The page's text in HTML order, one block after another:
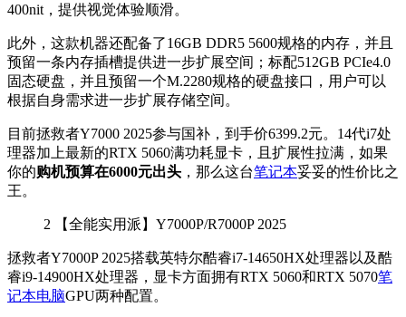
400nit，提供视觉体验顺滑。
此外，这款机器还配备了16GB DDR5 5600规格的内存，并且
预留一条内存插槽提供进一步扩展空间；标配512GB PCIe4.0
固态硬盘，并且预留一个M.2280规格的硬盘接口，用户可以
根据自身需求进一步扩展存储空间。
目前拯救者Y7000 2025参与国补，到手价6399.2元。14代i7处
理器加上最新的RTX 5060满功耗显卡，且扩展性拉满，如果
你的购机预算在6000元出头 ，那么这台笔记本妥妥的性价比之
王。
2 【全能实用派】Y7000P/R7000P 2025
拯救者Y7000P 2025搭载英特尔酷睿i7-14650HX处理器以及酷
睿i9-14900HX处理器，显卡方面拥有RTX 5060和RTX 5070笔
记本电脑GPU两种配置。